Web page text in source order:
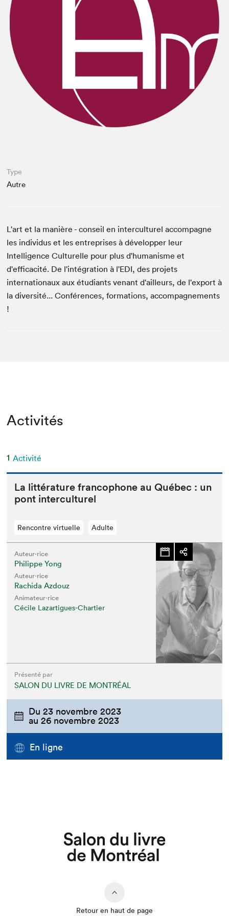
Espace médias
Type
Autre
L'art et la manière - conseil en interculturel accompagne
les individus et les entreprises à développer leur
Intelligence Culturelle pour plus d'humanisme et
d'efficacité. De l'intégration à l'EDI, des projets
internationaux aux étudiants venant d'ailleurs, de l'export à
la diversité... Conférences, formations, accompagnements
!
Activités
1 Activité
La lit­téra­ture fran­coph­o­ne au Québec : un
pont interculturel
Rencontre virtuelle Adulte
Auteur·rice
Philippe Yong
Auteur·rice
Rachida Azdouz
Animateur⋅rice
Cécile Lazartigues-Chartier
Présenté par
SALON DU LIVRE DE MONTRÉAL
Du23 novembre 2023
au26 novembre 2023
En ligne
Retour en haut de page